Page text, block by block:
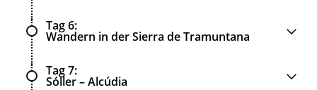
Tag 6
Wandern in der Sierra de Tramuntana
Tag 7
Sóller – Alcúdia